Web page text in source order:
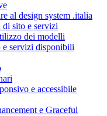
al design system .italia
sito e servizi
dei modelli
servizi disponibili
e accessibile
e Graceful